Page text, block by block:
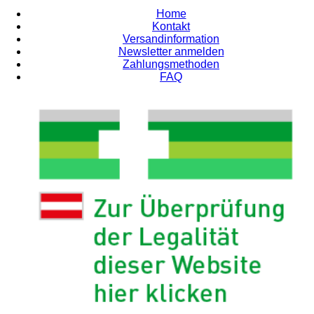
Home
Kontakt
Versandinformation
Newsletter anmelden
Zahlungsmethoden
FAQ